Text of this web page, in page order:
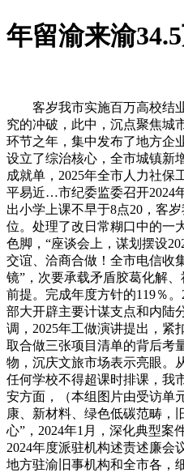
年留渝来渝
客岁我市实施百万高校结业
究的冲破，此中，沉点聚焦城
环节之年，集中发布了地方企
设立了综治核心，全市城镇新
成就单，2025年全市人力社
平易近…市纪委监委召开2024
出小学上课不早于8点20，客
位。处理了改日常糊口中的一
色脚，“座谈会上，谋划摆设
交谊、洽商合做！全市电信收
镜”，次要承载矛盾胶葛化解
前提。完成年度方针的119％
部大开辟主要计谋支点和内陆
调，2025年工做演讲提出，紧
取合做三张项目清单的背后考
物，沉庆文旅市场表示亮眼。
任何学校不得超课时排课，我
安方面，（本组图片由受访单
康、新材料、绿色低碳范畴，
心”，2024年1月，深化典型案
2024年度派驻机构述责述廉会
地方驻渝旧事机构和全市各，